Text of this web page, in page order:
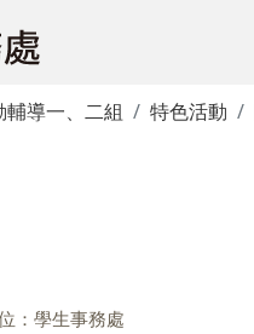
輔導一、二組 特色活動
：學生事務處